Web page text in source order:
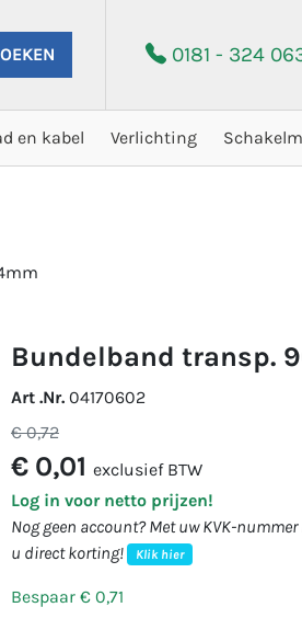
0181 - 324
en kabel Verlichting
bundelband transp.
Art .Nr. 04170602
€ 0,72
€ 0,01 exclusief BTW
Log in voor netto prijzen!
Nog geen account? Met uw KVK-
u direct korting!
Klik hier
Bespaar € 0,71